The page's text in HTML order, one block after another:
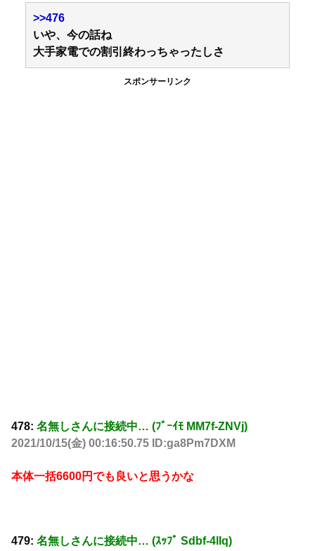
>>476
いや、今の話ね
大手家電での割引終わっちゃったしさ
スポンサーリンク
478: 名無しさんに接続中… (ﾌﾞｰｲﾓ MM7f-ZNVj)
2021/10/15(金) 00:16:50.75 ID:ga8Pm7DXM
本体一括6600円でも良いと思うかな
479: 名無しさんに接続中… (ｽｯﾌﾟ Sdbf-4lIq)